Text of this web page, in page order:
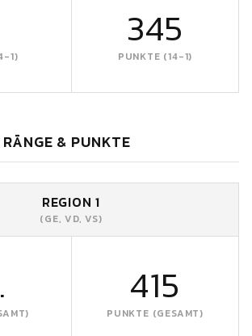
1)
345
PUNKTE (14-1)
& PUNKTE
REGION 1
(GE, VD, VS)
415
PUNKTE (GESAMT)